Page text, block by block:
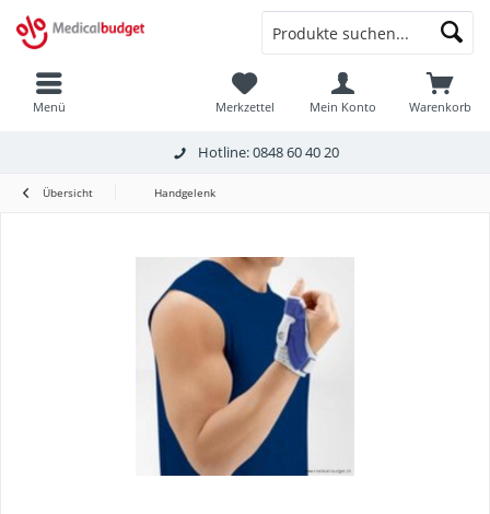
Hotline: 0848 60 40 20
Warenkorb
Merkzettel Mein Konto
Menü
Übersicht Handgelenk